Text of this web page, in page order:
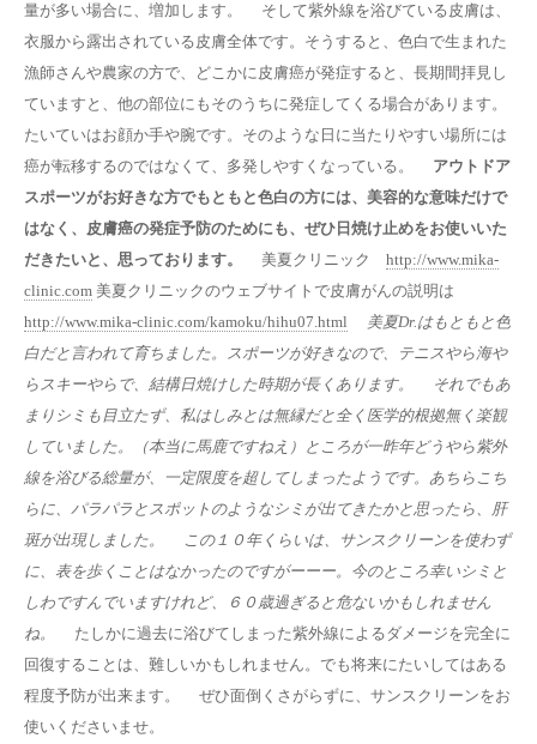
量が多い場合に、増加します。 そして紫外線を浴びている皮膚は、
衣服から露出されている皮膚全体です。そうすると、色白で生まれた
漁師さんや農家の方で、どこかに皮膚癌が発症すると、長期間拝見し
ていますと、他の部位にもそのうちに発症してくる場合があります。
たいていはお顔か手や腕です。そのような日に当たりやすい場所には
癌が転移するのではなくて、多発しやすくなっている。 アウトドア
スポーツがお好きな方でもともと色白の方には、美容的な意味だけで
はなく、皮膚癌の発症予防のためにも、ぜひ日焼け止めをお使いいた
だきたいと、思っております。
美夏クリニック http://www.mika-
clinic.com 美夏クリニックのウェブサイトで皮膚がんの説明は
http://www.mika-clinic.com/kamoku/hihu07.html
美夏Dr.はもともと色
白だと言われて育ちました。スポーツが好きなので、テニスやら海や
らスキーやらで、結構日焼けした時期が長くあります。 それでもあ
まりシミも目立たず、私はしみとは無縁だと全く医学的根拠無く楽観
していました。（本当に馬鹿ですねえ）ところが一昨年どうやら紫外
線を浴びる総量が、一定限度を超してしまったようです。あちらこち
らに、パラパラとスポットのようなシミが出てきたかと思ったら、肝
斑が出現しました。 この１０年くらいは、サンスクリーンを使わず
に、表を歩くことはなかったのですがーーー。今のところ幸いシミと
しわですんでいますけれど、６０歳過ぎると危ないかもしれません
ね。
たしかに過去に浴びてしまった紫外線によるダメージを完全に
回復することは、難しいかもしれません。でも将来にたいしてはある
程度予防が出来ます。 ぜひ面倒くさがらずに、サンスクリーンをお
使いくださいませ。